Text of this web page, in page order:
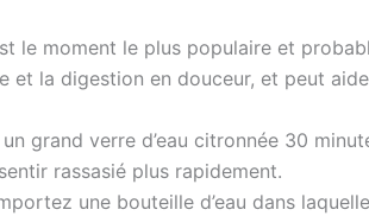
le moment le plus populaire et
et la digestion en douceur, et peut
grand verre d’eau citronnée 30
rassasié plus rapidement.
une bouteille d’eau dans